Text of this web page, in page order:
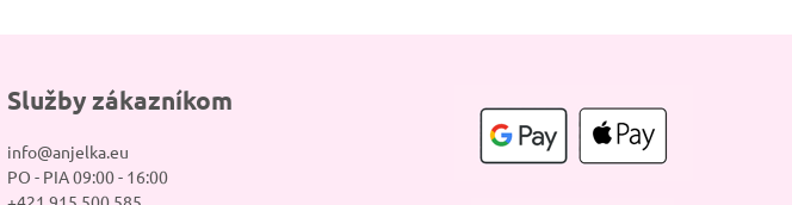
Služby zákazníkom
info@anjelka.eu
PO - PIA 09:00 - 16:00